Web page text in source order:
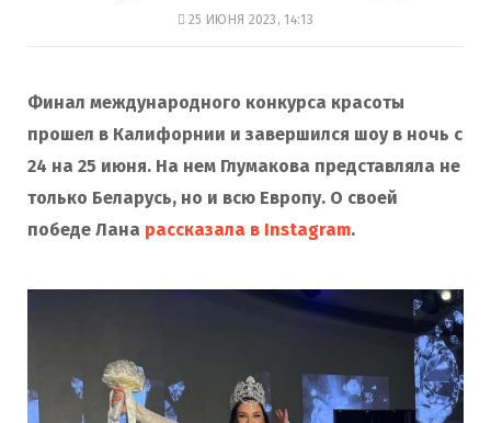
25 ИЮНЯ 2023, 14:13
Финал международного конкурса красоты
прошел в Калифорнии и завершился шоу в ночь с
24 на 25 июня. На нем Глумакова представляла не
только Беларусь, но и всю Европу. О своей
победе Лана рассказала в Instagram.